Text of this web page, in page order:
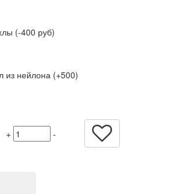
(-400 руб)
из нейлона (+500)
+ -